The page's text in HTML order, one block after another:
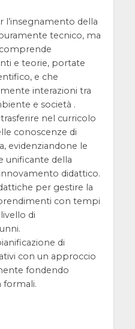
l’insegnamento della
tecnico, ma
e teorie, portate
e che
interazioni tra
e società .
nel curricolo
conoscenze di
evidenziandone le
unificante della
didattico.
per gestire la
con tempi
di
di
con un approccio
fondendo
formali.